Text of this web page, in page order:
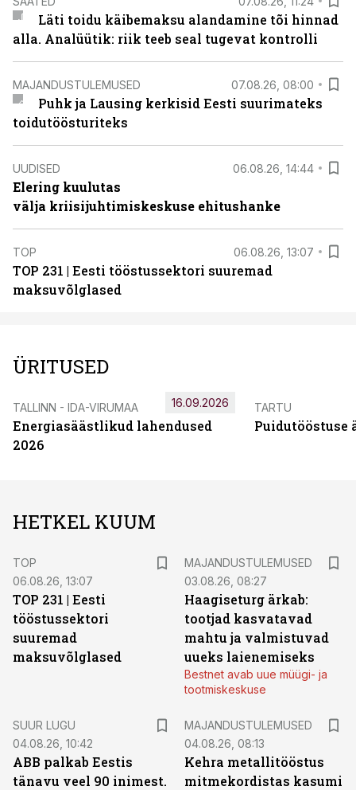
Läti toidu käibemaksu alandamine tõi hinnad
alla. Analüütik: riik teeb seal tugevat kontrolli
MAJANDUSTULEMUSED 07.08.26, 08:00
Puhk ja Lausing kerkisid Eesti suurimateks
toidutöösturiteks
UUDISED 06.08.26, 14:44
Elering kuulutas
välja kriisijuhtimiskeskuse ehitushanke
TOP 06.08.26, 13:07
TOP 231 | Eesti tööstussektori suuremad
maksuvõlglased
ÜRITUSED
TALLINN - IDA-VIRUMAA
Energiasäästlikud lahendused
2026
16.09.2026 TARTU
Puidutööstuse
HETKEL KUUM
TOP
06.08.26, 13:07
TOP 231 | Eesti
tööstussektori
suuremad
maksuvõlglased
MAJANDUSTULEMUSED
03.08.26, 08:27
Haagiseturg ärkab:
tootjad kasvatavad
mahtu ja valmistuvad
uueks laienemiseks
Bestnet avab uue müügi- ja
tootmiskeskuse
SUUR LUGU
04.08.26, 10:42
ABB palkab Eestis
tänavu veel 90 inimest.
MAJANDUSTULEMUSED
04.08.26, 08:13
Kehra metallitööstus
mitmekordistas kasumi